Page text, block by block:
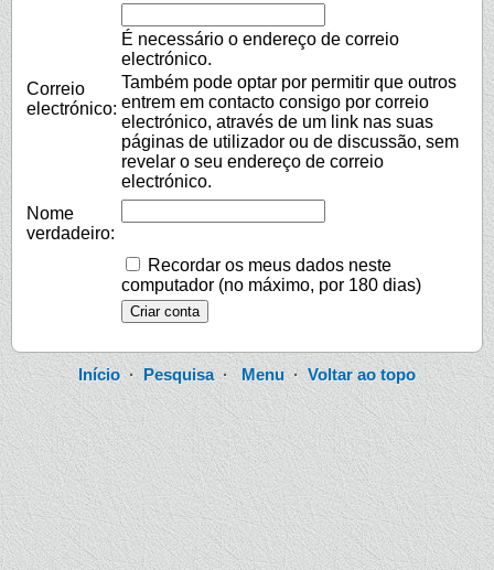
Correio
electrónico:
É necessário o endereço de correio
electrónico.
Também pode optar por permitir que outros
entrem em contacto consigo por correio
electrónico, através de um link nas suas
páginas de utilizador ou de discussão, sem
revelar o seu endereço de correio
electrónico.
Nome
verdadeiro:
Recordar os meus dados neste
computador (no máximo, por 180 dias)
Início·Pesquisa· Menu· Voltar ao topo